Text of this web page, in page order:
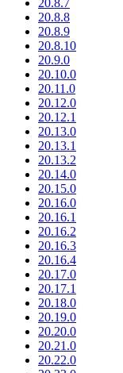
20.8.8
20.8.9
20.8.10
20.9.0
20.10.0
20.11.0
20.12.0
20.12.1
20.13.0
20.13.1
20.13.2
20.14.0
20.15.0
20.16.0
20.16.1
20.16.2
20.16.3
20.16.4
20.17.0
20.17.1
20.18.0
20.19.0
20.20.0
20.21.0
20.22.0